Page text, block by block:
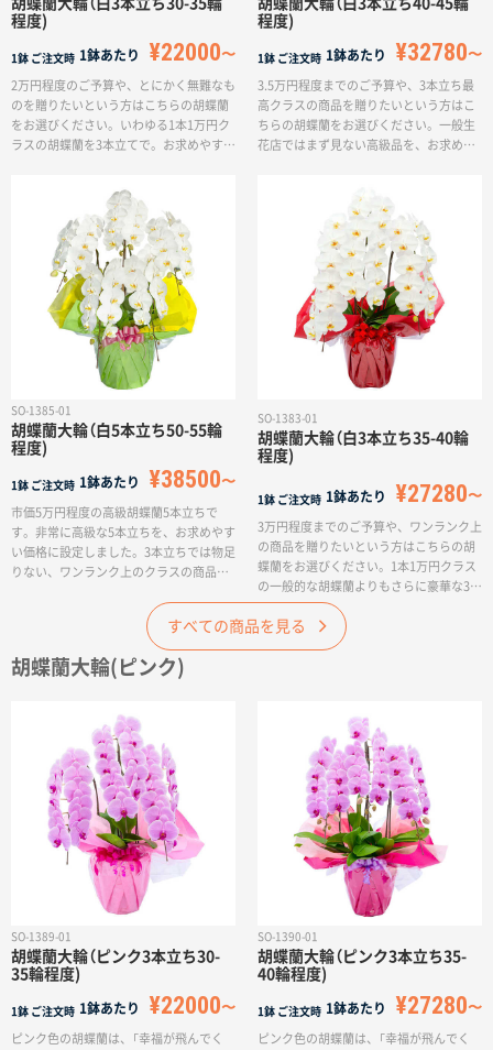
胡蝶蘭大輪（白3本立ち30-35輪
程度)
1鉢 ご注文時 1鉢あたり ¥22000
2万円程度のご予算や、とにかく無難なも
のを贈りたいという方はこちらの胡蝶蘭
をお選びください。いわゆる1本1万円ク
ラスの胡蝶蘭を3本立てで。お求めやすい
各種祝いや、セレモニー、供花としても
贈っていただけます。※輪数は、通常つ
ぼみを含んでおります。(通常ですと3日
程度で満開になりますが、最初から満開
をご希望の場合は個別にご相談ください
胡蝶蘭大輪（白3本立ち40-45輪
程度)
1鉢 ご注文時 1鉢あたり ¥32780
3.5万円程度までのご予算や、3本立ち最
高クラスの商品を贈りたいという方はこ
ちらの胡蝶蘭をお選びください。一般生
花店ではまず見ない高級品を、お求めや
ら贈る各種祝いや、セレモニー、供花と
しても贈っていただけます。※本商品は
特注品となりますため、場合によっては
お時間をいただく場合もございます。ま
た、輪数は、通常つぼみを含んでおりま
す。(通常ですと3日程度で満開になりま
すが、最初から満開をご希望の場合は個
別にご相談くださいませ)
SO-1385-01
胡蝶蘭大輪（白5本立ち50-55輪
程度)
1鉢 ご注文時 1鉢あたり ¥38500
市価5万円程度の高級胡蝶蘭5本立ちで
す。非常に高級な5本立ちを、お求めやす
い価格に設定しました。3本立ちでは物足
りない、ワンランク上のクラスの商品を
お選びください。白色は最も定番の色で
あり、法人から贈る各種祝いや、セレモ
ニー、供花としても贈っていただけま
す。※輪数は、通常つぼみを含んでおり
個別にご相談くださいませ)
SO-1383-01
胡蝶蘭大輪（白3本立ち35-40輪
程度)
1鉢 ご注文時 1鉢あたり ¥27280
3万円程度までのご予算や、ワンランク上
の商品を贈りたいという方はこちらの胡
蝶蘭をお選びください。1本1万円クラス
の一般的な胡蝶蘭よりもさらに豪華な3本
立て。お求めやすい価格にてご提供させ
ていただきます。白色は最も定番の色で
あり、法人から贈る各種祝いや、セレモ
ますが、最初から満開をご希望の場合は
個別にご相談くださいませ)
すべての商品を見る
胡蝶蘭大輪(ピンク)
SO-1389-01
胡蝶蘭大輪（ピンク3本立ち30-
35輪程度)
1鉢 ご注文時 1鉢あたり ¥22000
ピンク色の胡蝶蘭は、「幸福が飛んでく
SO-1390-01
胡蝶蘭大輪（ピンク3本立ち35-
40輪程度)
1鉢 ご注文時 1鉢あたり ¥27280
ピンク色の胡蝶蘭は、「幸福が飛んでく